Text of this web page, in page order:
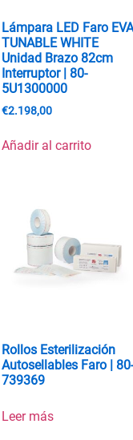
Lámpara LED Faro EVA
TUNABLE WHITE
Unidad Brazo 82cm
Interruptor | 80-
5U1300000
€2.198,00
Añadir al carrito
Rollos Esterilización
Autosellables Faro | 80-
739369
Leer más